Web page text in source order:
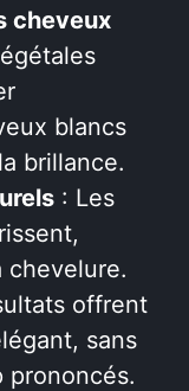
cheveux
blancs
brillance.
: Les
offrent
sans
prononcés.